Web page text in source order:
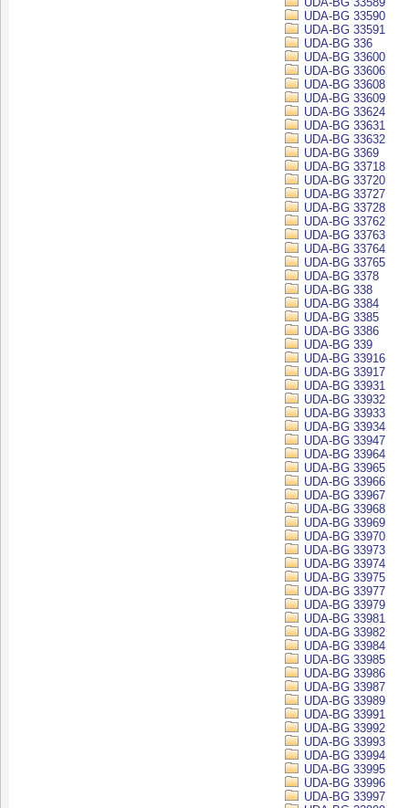
UDA-BG 33590
UDA-BG 33591
UDA-BG 336
UDA-BG 33600
UDA-BG 33606
UDA-BG 33608
UDA-BG 33609
UDA-BG 33624
UDA-BG 33631
UDA-BG 33632
UDA-BG 3369
UDA-BG 33718
UDA-BG 33720
UDA-BG 33727
UDA-BG 33728
UDA-BG 33762
UDA-BG 33763
UDA-BG 33764
UDA-BG 33765
UDA-BG 3378
UDA-BG 338
UDA-BG 3384
UDA-BG 3385
UDA-BG 3386
UDA-BG 339
UDA-BG 33916
UDA-BG 33917
UDA-BG 33931
UDA-BG 33932
UDA-BG 33933
UDA-BG 33934
UDA-BG 33947
UDA-BG 33964
UDA-BG 33965
UDA-BG 33966
UDA-BG 33967
UDA-BG 33968
UDA-BG 33969
UDA-BG 33970
UDA-BG 33973
UDA-BG 33974
UDA-BG 33975
UDA-BG 33977
UDA-BG 33979
UDA-BG 33981
UDA-BG 33982
UDA-BG 33984
UDA-BG 33985
UDA-BG 33986
UDA-BG 33987
UDA-BG 33989
UDA-BG 33991
UDA-BG 33992
UDA-BG 33993
UDA-BG 33994
UDA-BG 33995
UDA-BG 33996
UDA-BG 33997